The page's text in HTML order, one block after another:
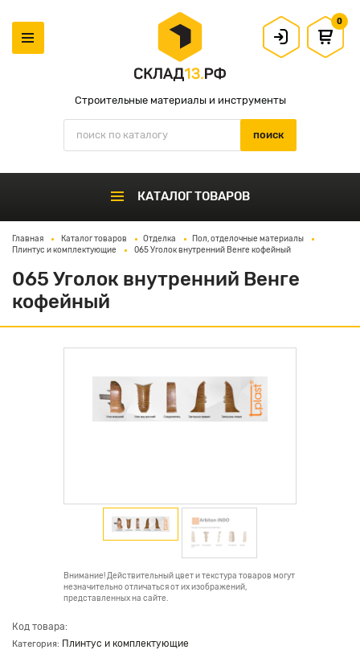
Строительные материалы и инструменты
0
КАТАЛОГ ТОВАРОВ
Главная Каталог товаров Отделка
Пол, отделочные материалы
Плинтус и комплектующие
065 Уголок внутренний Венге кофейный
065 Уголок внутренний Венге
кофейный
Внимание! Действительный цвет и текстура товаров могут
незначительно отличаться от их изображений,
представленных на сайте.
Код товара:
Категория: Плинтус и комплектующие